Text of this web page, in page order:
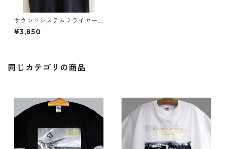
サウンドシステムフライヤー
展 Tシャツ
¥3,850
同じカテゴリの商品